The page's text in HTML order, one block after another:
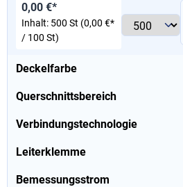
Deckelfarbe
Querschnittsbereich
Verbindungstechnologie
Leiterklemme
Bemessungsstrom
0,00 €*
Inhalt: 500 St (0,00 €*
/ 100 St)